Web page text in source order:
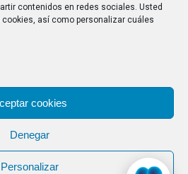
contenidos en redes sociales. Usted
así como personalizar cuáles
cookies
Denegar
Personalizar
privacidad|Política de cookies